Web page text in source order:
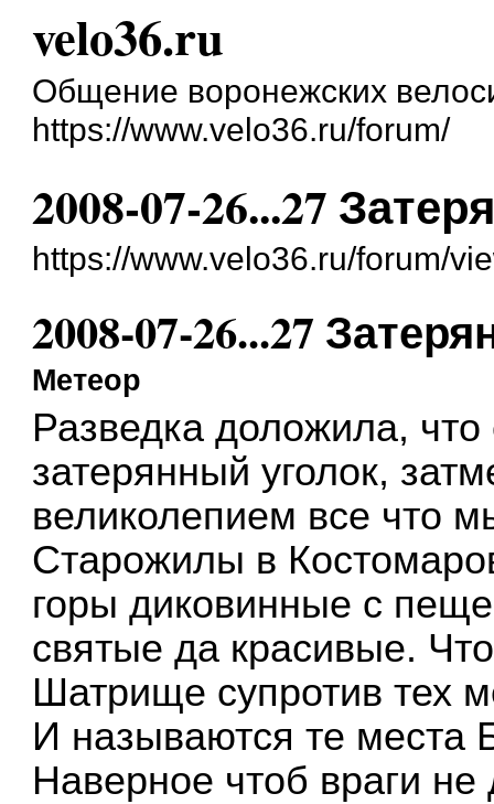
velo36.ru
Общение воронежских
https://www.velo36.ru/forum/
2008-07-26...27
https://www.velo36.ru/forum/
2008-07-26...27
Метеор
Разведка доложила,
затерянный уголок,
великолепием все что
Старожилы в
горы диковинные с
святые да красивые.
Шатрище супротив тех
И называются те места
Наверное чтоб враги не